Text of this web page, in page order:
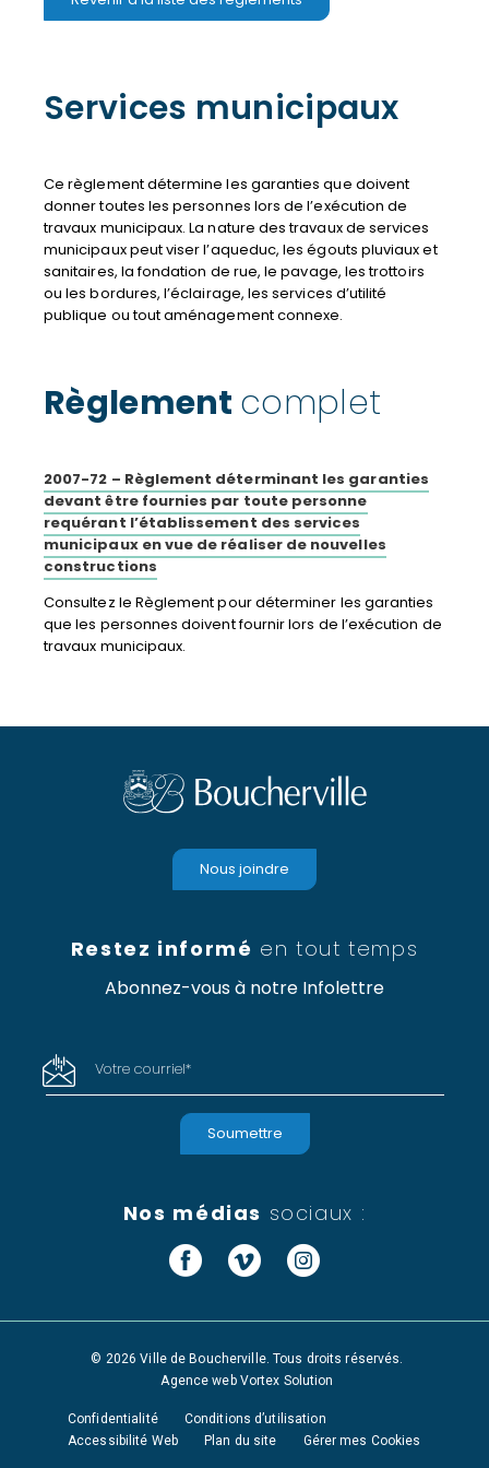
Services municipaux
Ce règlement détermine les garanties que doivent
donner toutes les personnes lors de l’exécution de
travaux municipaux. La nature des travaux de services
municipaux peut viser l’aqueduc, les égouts pluviaux et
sanitaires, la fondation de rue, le pavage, les trottoirs
ou les bordures, l’éclairage, les services d’utilité
publique ou tout aménagement connexe.
Règlement complet
2007-72 – Règlement déterminant les garanties
devant être fournies par toute personne
requérant l’établissement des services
municipaux en vue de réaliser de nouvelles
constructions
Consultez le Règlement pour déterminer les garanties
que les personnes doivent fournir lors de l’exécution de
travaux municipaux.
Restez informé en tout temps
Abonnez-vous à notre Infolettre
Votre courriel*
Nous joindre
Nos médias sociaux :
Facebook
VimeoInstagram
© 2026 Ville de Boucherville. Tous droits réservés.
Agence web Vortex Solution
Confidentialité
Conditions d’utilisation
Accessibilité Web
Plan du site Gérer mes Cookies